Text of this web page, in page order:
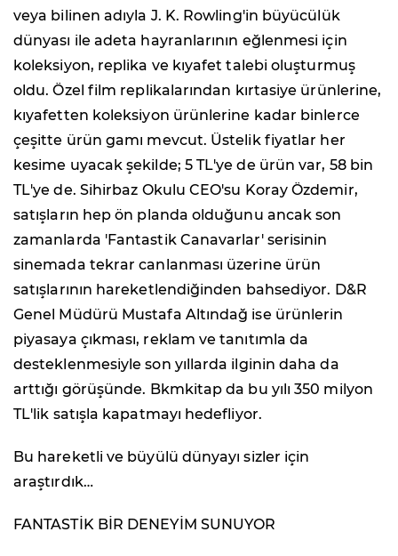
veya bilinen adıyla J. K. Rowling'in büyücülük
dünyası ile adeta hayranlarının eğlenmesi için
koleksiyon, replika ve kıyafet talebi oluşturmuş
oldu. Özel film replikalarından kırtasiye ürünlerine,
kıyafetten koleksiyon ürünlerine kadar binlerce
çeşitte ürün gamı mevcut. Üstelik fiyatlar her
kesime uyacak şekilde; 5 TL'ye de ürün var, 58 bin
TL'ye de. Sihirbaz Okulu CEO'su Koray Özdemir,
satışların hep ön planda olduğunu ancak son
zamanlarda 'Fantastik Canavarlar' serisinin
sinemada tekrar canlanması üzerine ürün
satışlarının hareketlendiğinden bahsediyor. D&R
Genel Müdürü Mustafa Altındağ ise ürünlerin
piyasaya çıkması, reklam ve tanıtımla da
desteklenmesiyle son yıllarda ilginin daha da
arttığı görüşünde. Bkmkitap da bu yılı 350 milyon
TL'lik satışla kapatmayı hedefliyor.
Bu hareketli ve büyülü dünyayı sizler için
araştırdık…
FANTASTİK BİR DENEYİM SUNUYOR